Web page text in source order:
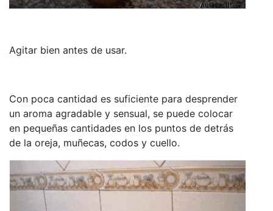
Agitar bien antes de usar.
Con poca cantidad es suficiente para desprender
un aroma agradable y sensual, se puede colocar
en pequeñas cantidades en los puntos de detrás
de la oreja, muñecas, codos y cuello.